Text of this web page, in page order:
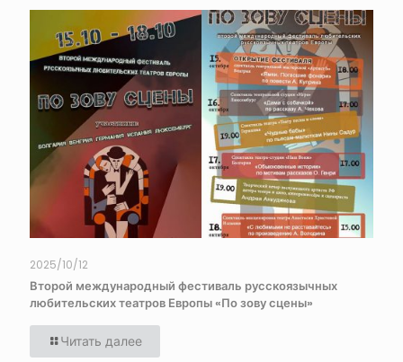
2025/10/12
Второй международный фестиваль русскоязычных
любительских театров Европы «По зову сцены»
Читать далее